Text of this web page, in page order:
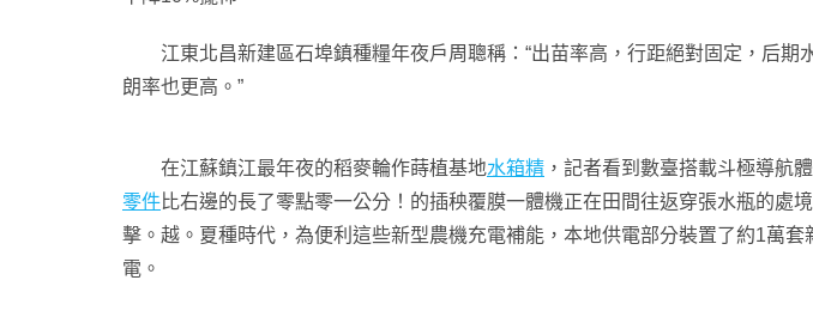
江東北昌新建區石埠鎮種糧年夜戶周聰稱：“出苗率高，行距絕對固定，后期
朗率也更高。”
在江蘇鎮江最年夜的稻麥輪作蒔植基地水箱精 ，記者看到數臺搭載斗極導航
零件比右邊的長了零點零一公分！的插秧覆膜一體機正在田間往返穿張水瓶的處
擊。越。夏種時代，為便利這些新型農機充電補能，本地供電部分裝置了約1萬套
電。